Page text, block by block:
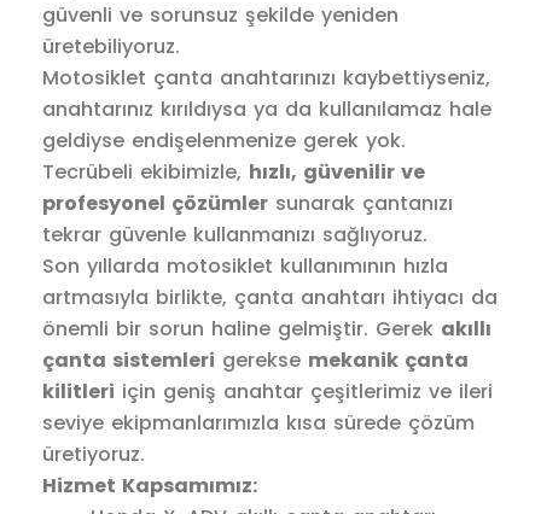
güvenli ve sorunsuz şekilde yeniden
üretebiliyoruz.
Motosiklet çanta anahtarınızı kaybettiyseniz,
anahtarınız kırıldıysa ya da kullanılamaz hale
geldiyse endişelenmenize gerek yok.
Tecrübeli ekibimizle, hızlı, güvenilir ve
profesyonel çözümler sunarak çantanızı
tekrar güvenle kullanmanızı sağlıyoruz.
Son yıllarda motosiklet kullanımının hızla
artmasıyla birlikte, çanta anahtarı ihtiyacı da
önemli bir sorun haline gelmiştir. Gerek akıllı
çanta sistemleri gerekse mekanik çanta
kilitleri için geniş anahtar çeşitlerimiz ve ileri
seviye ekipmanlarımızla kısa sürede çözüm
üretiyoruz.
Hizmet Kapsamımız: